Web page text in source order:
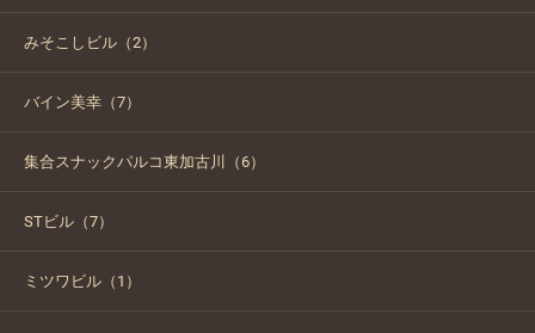
みそこしビル（2）
バイン美幸（7）
集合スナックパルコ東加古川（6）
STビル（7）
ミツワビル（1）